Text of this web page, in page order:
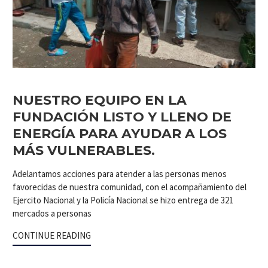
NUESTRO EQUIPO EN LA
FUNDACIÓN LISTO Y LLENO DE
ENERGÍA PARA AYUDAR A LOS
MÁS VULNERABLES.
Adelantamos acciones para atender a las personas menos
favorecidas de nuestra comunidad, con el acompañamiento del
Ejercito Nacional y la Policía Nacional se hizo entrega de 321
mercados a personas
CONTINUE READING